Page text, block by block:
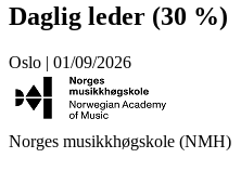
Daglig leder (30 %)
Oslo | 01/09/2026
Norges musikkhøgskole (NMH)